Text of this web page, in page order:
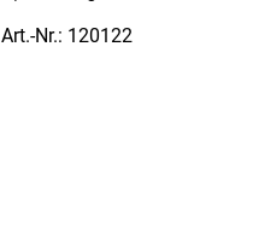
Art.-Nr.: 120122